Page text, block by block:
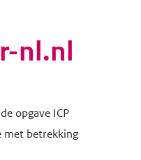
nl.nl
opgave ICP
met betrekking